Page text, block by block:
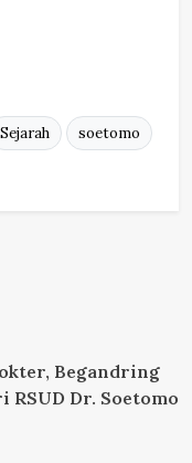
Sejarah
soetomo
Begandring
RSUD Dr. Soetomo